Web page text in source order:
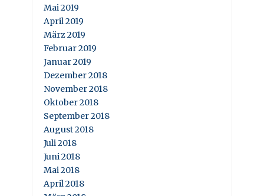
Mai 2019
April 2019
März 2019
Februar 2019
Januar 2019
Dezember 2018
November 2018
Oktober 2018
September 2018
August 2018
Juli 2018
Juni 2018
Mai 2018
April 2018